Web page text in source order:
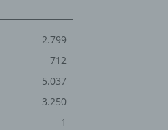
2.799
712
5.037
3.250
1